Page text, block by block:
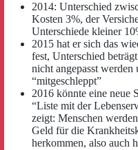
2014: Unterschied
Kosten 3%, der
Unterschiede kleiner
2015 hat er sich das
fest, Unterschied
nicht angepasst
“mitgeschleppt”
2016 könnte eine neue
“Liste mit der
zeigt: Menschen
Geld für die
herkommen, also auch